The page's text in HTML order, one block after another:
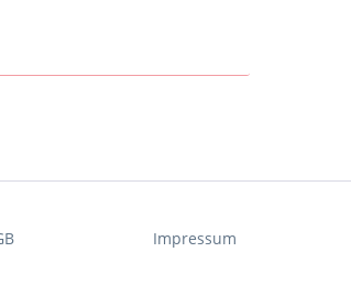
Impressum